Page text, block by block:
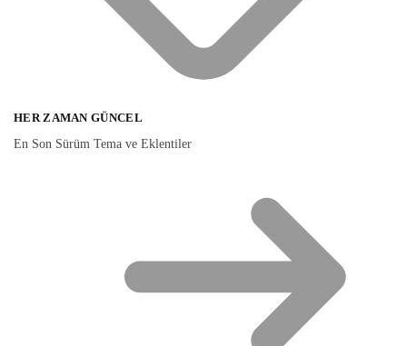
HER ZAMAN GÜNCEL
En Son Sürüm Tema ve Eklentiler